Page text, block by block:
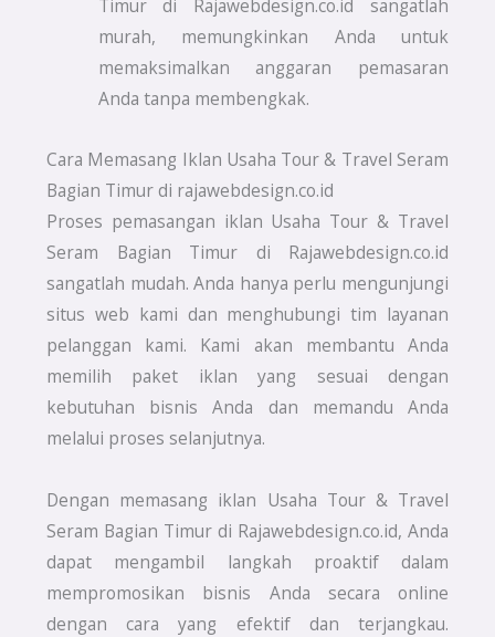
Timur di Rajawebdesign.co.id sangatlah
murah, memungkinkan Anda untuk
memaksimalkan anggaran pemasaran
Anda tanpa membengkak.
Cara Memasang Iklan Usaha Tour & Travel Seram
Bagian Timur di rajawebdesign.co.id
Proses pemasangan iklan Usaha Tour & Travel
Seram Bagian Timur di Rajawebdesign.co.id
sangatlah mudah. Anda hanya perlu mengunjungi
situs web kami dan menghubungi tim layanan
pelanggan kami. Kami akan membantu Anda
memilih paket iklan yang sesuai dengan
kebutuhan bisnis Anda dan memandu Anda
melalui proses selanjutnya.
Dengan memasang iklan Usaha Tour & Travel
Seram Bagian Timur di Rajawebdesign.co.id, Anda
dapat mengambil langkah proaktif dalam
mempromosikan bisnis Anda secara online
dengan cara yang efektif dan terjangkau.